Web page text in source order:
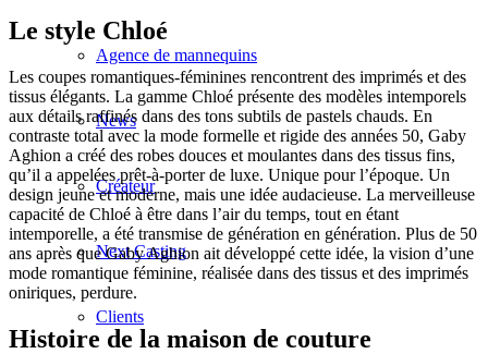
Agence de mannequins
News
Créateur
Next Casting
Clients
Le style Chloé
Les coupes romantiques-féminines rencontrent des imprimés et des
tissus élégants. La gamme Chloé présente des modèles intemporels
aux détails raffinés dans des tons subtils de pastels chauds. En
contraste total avec la mode formelle et rigide des années 50, Gaby
Aghion a créé des robes douces et moulantes dans des tissus fins,
qu’il a appelées prêt-à-porter de luxe. Unique pour l’époque. Un
design jeune et moderne, mais une idée audacieuse. La merveilleuse
capacité de Chloé à être dans l’air du temps, tout en étant
intemporelle, a été transmise de génération en génération. Plus de 50
ans après que Gaby Aghion ait développé cette idée, la vision d’une
mode romantique féminine, réalisée dans des tissus et des imprimés
oniriques, perdure.
Histoire de la maison de couture